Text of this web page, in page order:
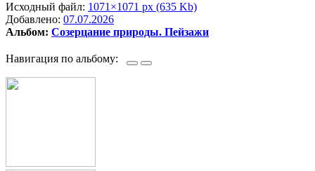
Исходный файл: 1071×1071 px (635 Kb)
Добавлено: 07.07.2026
Альбом: Созерцание природы. Пейзажи
Навигация по альбому: